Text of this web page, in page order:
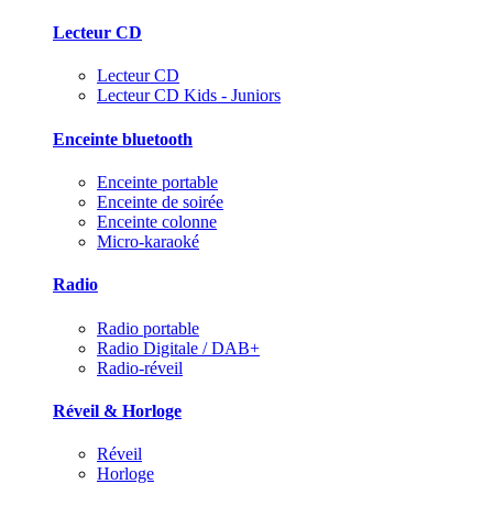
Lecteur CD
Lecteur CD
Lecteur CD Kids - Juniors
Enceinte bluetooth
Enceinte portable
Enceinte de soirée
Enceinte colonne
Micro-karaoké
Radio
Radio portable
Radio Digitale / DAB+
Radio-réveil
Réveil & Horloge
Réveil
Horloge